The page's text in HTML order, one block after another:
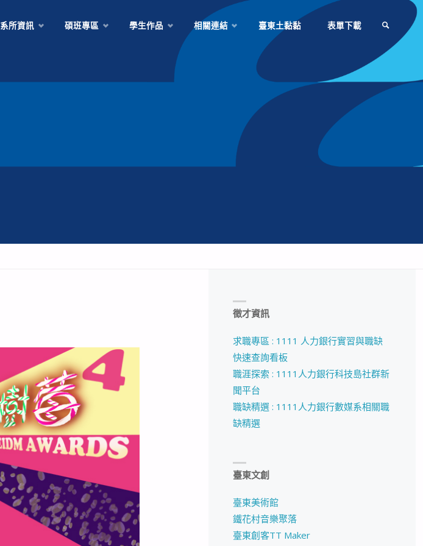
系所資訊 碩班專區 學生作品 相關連結 臺東土黏黏 表單下載
徵才資訊
求職專區 : 1111 人力銀行實習與職缺
快速查詢看板
職涯探索 : 1111人力銀行科技島社群新
聞平台
職缺精選 : 1111人力銀行數媒系相關職
缺精選
臺東文創
臺東美術館
鐵花村音樂聚落
臺東創客TT Maker